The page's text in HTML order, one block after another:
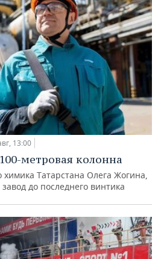
13:00
метровая колонна
химика Татарстана Олега Жогина,
до последнего винтика